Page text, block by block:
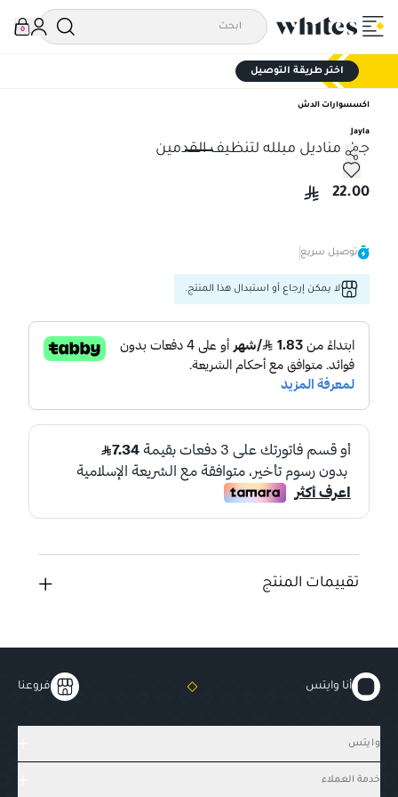
0
اختر طريقة التوصيل
اكسسوارات الدش
Jayla
جيلا مناديل مبلله لتنظيف القدمين
جيلا مناديل مبلله لتنظيف القدمين
22.00
توصيل سريع
لا يمكن إرجاع أو استبدال هذا المنتج.
تقييمات المنتج
أنا وايتس فروعنا
وايتس
خدمة العملاء